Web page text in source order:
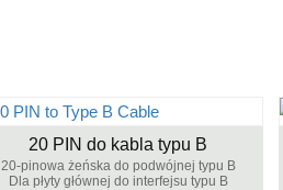
20 PIN do kabla typu B
20-pinowa żeńska do podwójnej typu B
Dla płyty głównej do interfejsu typu B